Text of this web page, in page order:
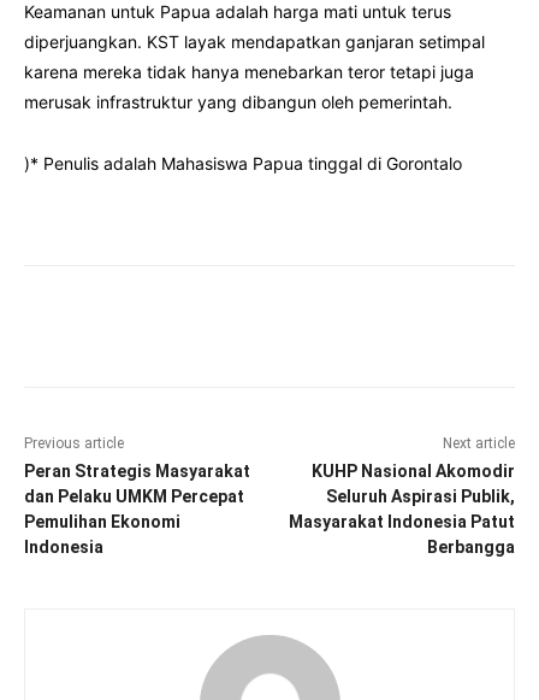
Keamanan untuk Papua adalah harga mati untuk terus
diperjuangkan. KST layak mendapatkan ganjaran setimpal
karena mereka tidak hanya menebarkan teror tetapi juga
merusak infrastruktur yang dibangun oleh pemerintah.
)* Penulis adalah Mahasiswa Papua tinggal di Gorontalo
Previous article
Peran Strategis Masyarakat
dan Pelaku UMKM Percepat
Pemulihan Ekonomi
Indonesia
Next article
KUHP Nasional Akomodir
Seluruh Aspirasi Publik,
Masyarakat Indonesia Patut
Berbangga